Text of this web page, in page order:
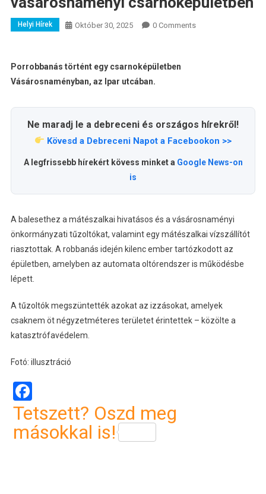
Helyi Hírek Október 30, 2025 0 Comments
Porrobbanás történt egy csarnoképületben
Vásárosnaményban, az Ipar utcában.
Ne maradj le a debreceni és országos hírekről!
Kövesd a Debreceni Napot a Facebookon >>
A legfrissebb hírekért kövess minket a Google News-on
is
A balesethez a mátészalkai hivatásos és a vásárosnaményi
önkormányzati tűzoltókat, valamint egy mátészalkai vízszállítót
riasztottak. A robbanás idején kilenc ember tartózkodott az
épületben, amelyben az automata oltórendszer is működésbe
lépett.
A tűzoltók megszüntették azokat az izzásokat, amelyek
csaknem öt négyzetméteres területet érintettek – közölte a
katasztrófavédelem.
Fotó: illusztráció
Facebook
Tetszett? Oszd meg
másokkal is!